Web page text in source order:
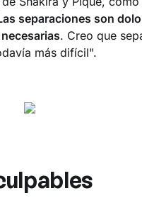
separaciones son
. Creo que
más difícil".